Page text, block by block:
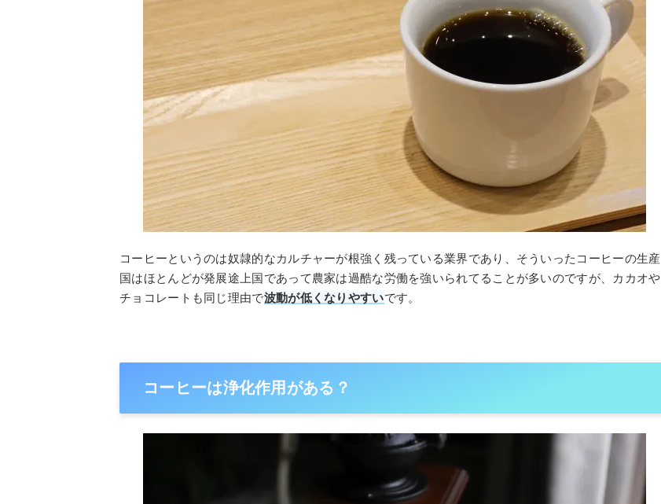
コーヒーというのは奴隷的なカルチャーが根強く残っている業界であり、そういったコーヒーの生産
国はほとんどが発展途上国であって農家は過酷な労働を強いられてることが多いのですが、カカオや
チョコレートも同じ理由で波動が低くなりやすいです。
コーヒーは浄化作用がある？